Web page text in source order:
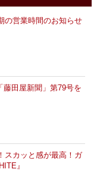
の営業時間のお知らせ
藤田屋新聞」第79号を
スカッと感が最高！ガ
』